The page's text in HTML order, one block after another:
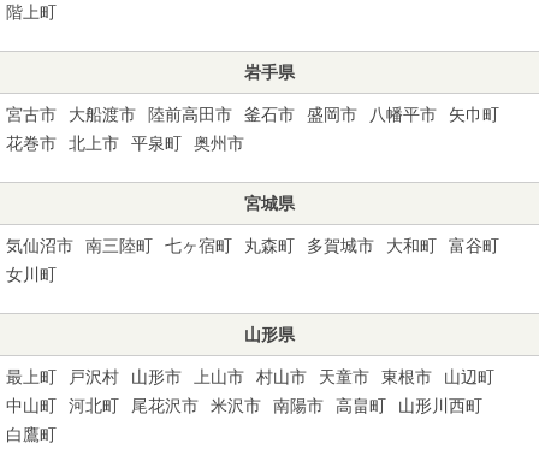
階上町
岩手県
宮古市 大船渡市 陸前高田市 釜石市 盛岡市 八幡平市
矢巾町
花巻市
北上市 平泉町 奥州市
宮城県
気仙沼市 南三陸町 七ヶ宿町 丸森町 多賀城市 大和町
富谷町
女川町
山形県
最上町 戸沢村 山形市 上山市 村山市 天童市 東根市
山辺町
中山町
河北町 尾花沢市 米沢市 南陽市 高畠町
山形川西町
白鷹町